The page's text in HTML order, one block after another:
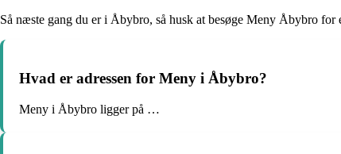
Så næste gang du er i Åbybro, så husk at besøge Meny Åbybro
Hvad er adressen for Meny i Åbybro?
Meny i Åbybro ligger på …